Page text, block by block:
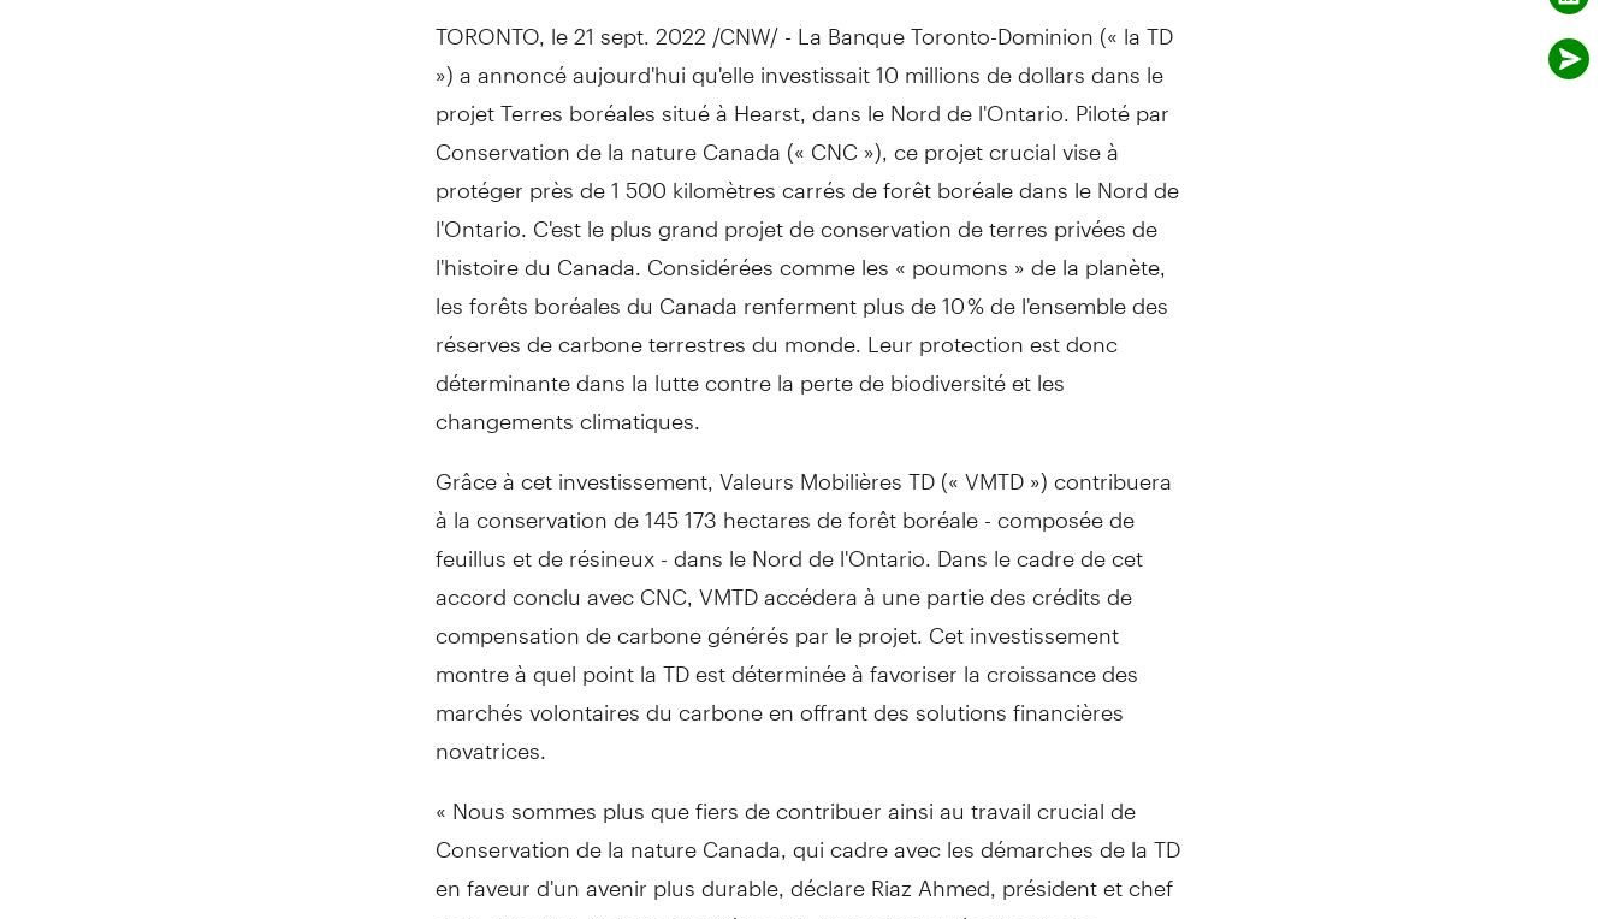
TORONTO le21 sept. 2022 /CNW/ - La Banque Toronto-Dominion (« la TD
») a annoncé aujourd'hui qu'elle investissait 10 millions de dollars dans le
projet Terres boréales situé àHearst , dans leNord del'Ontario . Piloté par
Conservation de la natureCanada(« CNC »), ce projet crucial vise à
protéger près de 1 500 kilomètres carrés de forêt boréale dans leNord de
l'Ontario . C'est le plus grand projet de conservation de terres privées de
l'histoire du Canada . Considérées comme les « poumons » de la planète,
les forêts boréales du Canadarenferment plus de 10 % de l'ensemble des
réserves de carbone terrestres du monde. Leur protection est donc
déterminante dans la lutte contre la perte de biodiversité et les
changements climatiques.
Grâce à cet investissement, Valeurs Mobilières TD (« VMTD ») contribuera
à la conservation de 145 173 hectares de forêt boréale - composée de
feuillus et de résineux - dans leNord del'Ontario . Dans le cadre de cet
accord conclu avec CNC, VMTD accédera à une partie des crédits de
compensation de carbone générés par le projet. Cet investissement
montre à quel point la TD est déterminée à favoriser la croissance des
marchés volontaires du carbone en offrant des solutions financières
novatrices.
« Nous sommes plus que fiers de contribuer ainsi au travail crucial de
Conservation de la natureCanada , qui cadre avec les démarches de la TD
en faveur d'un avenir plus durable, déclareRiaz Ahmed , président et chef